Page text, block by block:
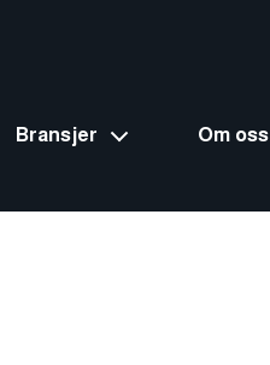
Bransjer Om oss